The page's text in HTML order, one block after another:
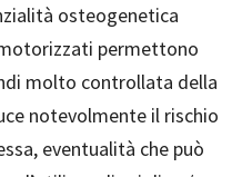
osteogenetica
permettono
molto controllata della
notevolmente il rischio
eventualità che può